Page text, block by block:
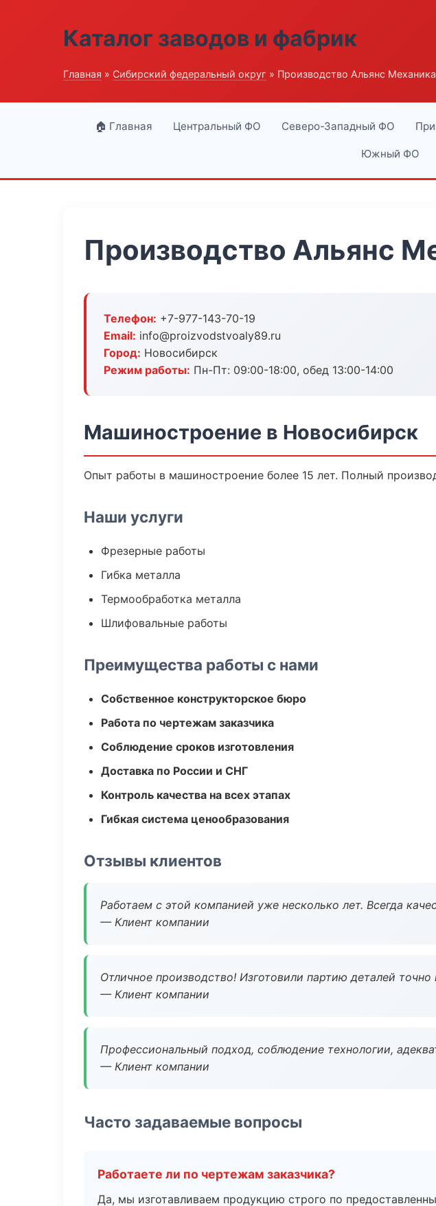
Каталог заводов и фабрик
Главная » Сибирский федеральный округ » Производство Альянс Механика
🏠 Главная Центральный ФО Северо-Западный ФО
Южный ФО
Производство Альянс
Телефон: +7-977-143-70-19
Email: info@proizvodstvoaly89.ru
Город: Новосибирск
Режим работы: Пн-Пт: 09:00-18:00, обед 13:00-14:00
Машиностроение в Новосибирск
Опыт работы в машиностроение более 15 лет. Полный
Наши услуги
Фрезерные работы
Гибка металла
Термообработка металла
Шлифовальные работы
Преимущества работы с нами
Собственное конструкторское бюро
Работа по чертежам заказчика
Соблюдение сроков изготовления
Доставка по России и СНГ
Контроль качества на всех этапах
Гибкая система ценообразования
Отзывы клиентов
Работаем с этой компанией уже несколько лет. Всегда
— Клиент компании
Отличное производство! Изготовили партию деталей
— Клиент компании
Профессиональный подход, соблюдение технологии,
— Клиент компании
Часто задаваемые вопросы
Работаете ли по чертежам заказчика?
Да, мы изготавливаем продукцию строго по